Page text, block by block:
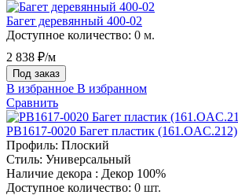
Багет деревянный 400-02
Доступное количество: 0 м.
2 838 ₽/м
Под заказ
В избранное В избранном
Сравнить
PB1617-0020 Багет пластик (161.OAC.212)
Профиль: Плоский
Стиль: Универсальный
Наличие декора : Декор 100%
Доступное количество: 0 шт.